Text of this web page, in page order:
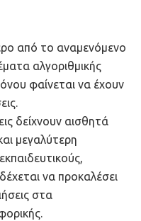
από το αναμενόμενο
αλγοριθμικής
φαίνεται να έχουν
δείχνουν αισθητά
μεγαλύτερη
να προκαλέσει
στα